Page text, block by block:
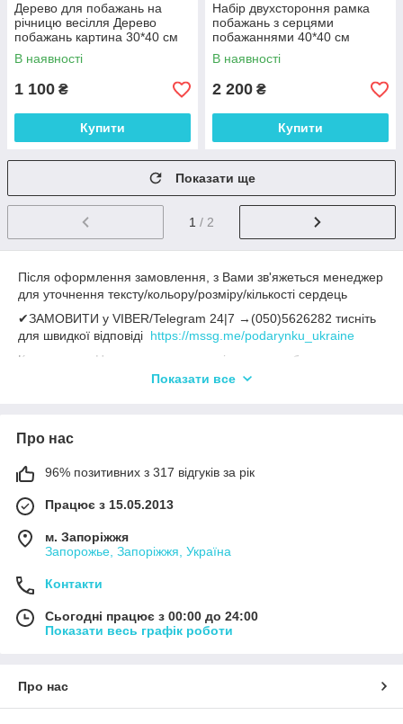
Дерево для побажань на
річницю весілля Дерево
побажань картина 30*40 см
чорно-біле колір
В наявності
1 100 ₴
Купити
Набір двухстороння рамка
побажань з серцями
побажаннями 40*40 см
В наявності
2 200 ₴
Купити
Показати ще
1 / 2
Після оформлення замовлення, з Вами зв'яжеться менеджер
для уточнення тексту/кольору/розміру/кількості сердець
✔ЗАМОВИТИ у VIBER/Telegram 24|7 →(050)5626282 тисніть
для швидкої відповіді https://mssg.me/podarynku_ukraine
Кожного дня Новинки наших товарів можна побачити в
ttps://www.instagram.com/podarynku_ukraine/
Показати все
Про нас
96% позитивних з 317 відгуків за рік
Працює з 15.05.2013
м. Запоріжжя
Запорожье, Запоріжжя, Україна
Контакти
Сьогодні працює з 00:00 до 24:00
Показати весь графік роботи
Про нас